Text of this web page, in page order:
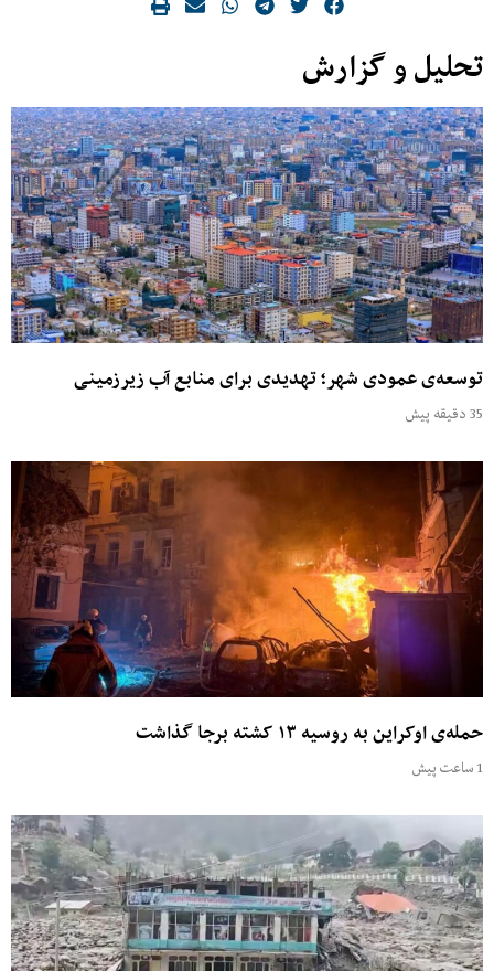
تحلیل و گزارش
توسعه‌ی عمودی شهر؛ تهدیدی برای منابع آب زیرزمینی
35 دقیقه پیش
حمله‌ی اوکراین به روسیه ۱۳ کشته برجا گذاشت
1 ساعت پیش